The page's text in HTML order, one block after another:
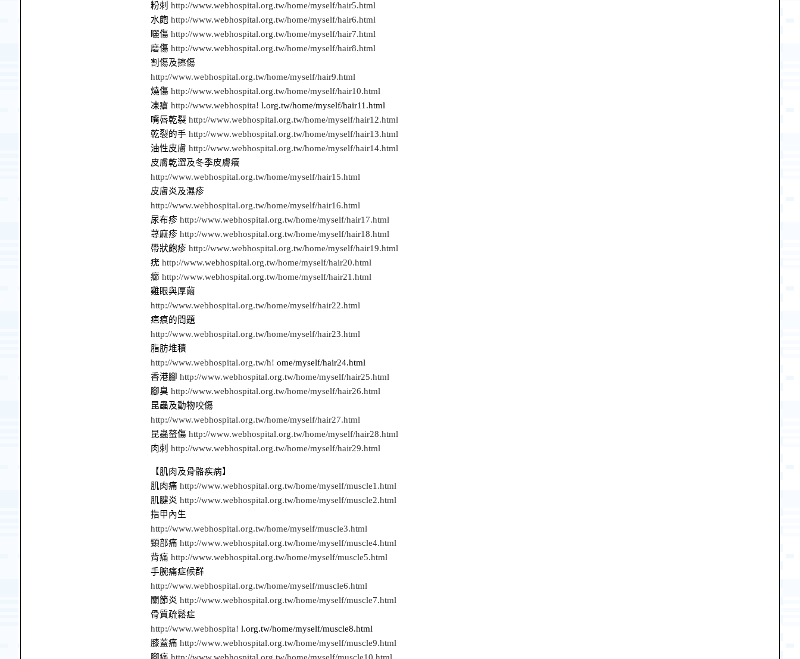
粉刺 http://www.webhospital.org.tw/home/myself/hair5.html
水皰 http://www.webhospital.org.tw/home/myself/hair6.html
曬傷 http://www.webhospital.org.tw/home/myself/hair7.html
磨傷 http://www.webhospital.org.tw/home/myself/hair8.html
割傷及擦傷
http://www.webhospital.org.tw/home/myself/hair9.html
燒傷 http://www.webhospital.org.tw/home/myself/hair10.html
凍瘡 http://www.webhospita! l.org.tw/home/myself/hair11.html
嘴唇乾裂 http://www.webhospital.org.tw/home/myself/hair12.html
乾裂的手 http://www.webhospital.org.tw/home/myself/hair13.html
油性皮膚 http://www.webhospital.org.tw/home/myself/hair14.html
皮膚乾澀及冬季皮膚癢
http://www.webhospital.org.tw/home/myself/hair15.html
皮膚炎及濕疹
http://www.webhospital.org.tw/home/myself/hair16.html
尿布疹 http://www.webhospital.org.tw/home/myself/hair17.html
蕁麻疹 http://www.webhospital.org.tw/home/myself/hair18.html
帶狀皰疹 http://www.webhospital.org.tw/home/myself/hair19.html
疣 http://www.webhospital.org.tw/home/myself/hair20.html
癤 http://www.webhospital.org.tw/home/myself/hair21.html
雞眼與厚繭
http://www.webhospital.org.tw/home/myself/hair22.html
疤痕的問題
http://www.webhospital.org.tw/home/myself/hair23.html
脂肪堆積
http://www.webhospital.org.tw/h! ome/myself/hair24.html
香港腳 http://www.webhospital.org.tw/home/myself/hair25.html
腳臭 http://www.webhospital.org.tw/home/myself/hair26.html
昆蟲及動物咬傷
http://www.webhospital.org.tw/home/myself/hair27.html
昆蟲螯傷 http://www.webhospital.org.tw/home/myself/hair28.html
肉刺 http://www.webhospital.org.tw/home/myself/hair29.html
【肌肉及骨骼疾病】
肌肉痛 http://www.webhospital.org.tw/home/myself/muscle1.html
肌腱炎 http://www.webhospital.org.tw/home/myself/muscle2.html
指甲內生
http://www.webhospital.org.tw/home/myself/muscle3.html
頸部痛 http://www.webhospital.org.tw/home/myself/muscle4.html
背痛 http://www.webhospital.org.tw/home/myself/muscle5.html
手腕痛症候群
http://www.webhospital.org.tw/home/myself/muscle6.html
關節炎 http://www.webhospital.org.tw/home/myself/muscle7.html
骨質疏鬆症
http://www.webhospita! l.org.tw/home/myself/muscle8.html
膝蓋痛 http://www.webhospital.org.tw/home/myself/muscle9.html